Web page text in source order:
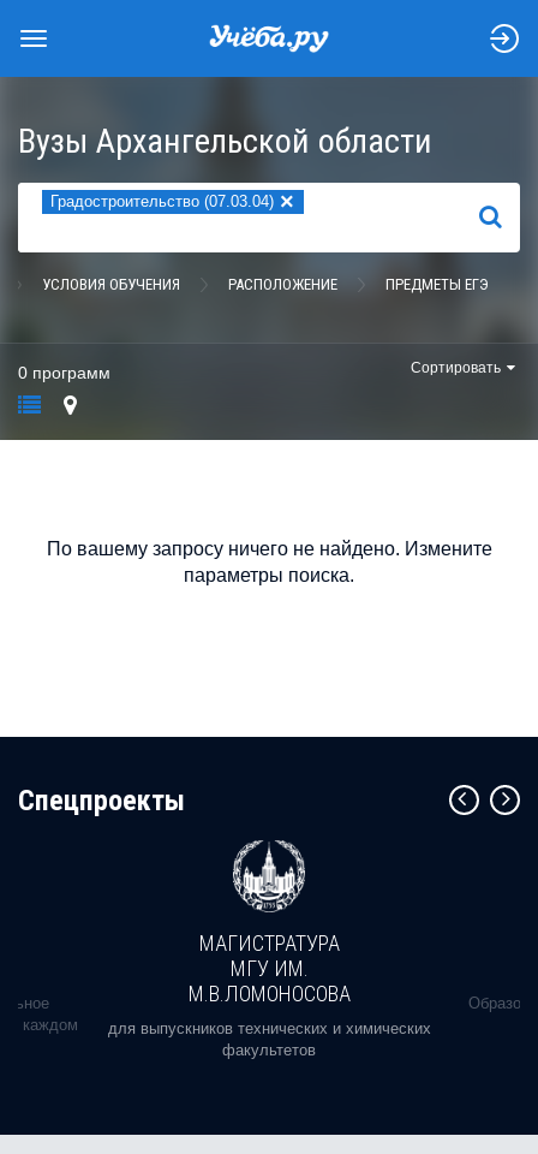
Вузы Архангельской области
Градостроительство (07.03.04) ×
НАЙТИ
УСЛОВИЯ ОБУЧЕНИЯ РАСПОЛОЖЕНИЕ ПРЕДМЕТЫ ЕГЭ
0 программ Сортировать
По вашему запросу ничего не найдено. Измените
параметры поиска.
Cпецпроекты
в каждом
МАГИСТРАТУРА
МГУ ИМ.
М.В.ЛОМОНОСОВА
для выпускников технических и химических
факультетов